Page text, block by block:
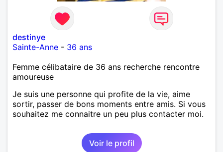
destinye
Sainte-Anne - 36 ans
Femme célibataire de 36 ans recherche rencontre
amoureuse
Je suis une personne qui profite de la vie, aime
sortir, passer de bons moments entre amis. Si vous
souhaitez me connaitre un peu plus contacter moi.
Voir le profil